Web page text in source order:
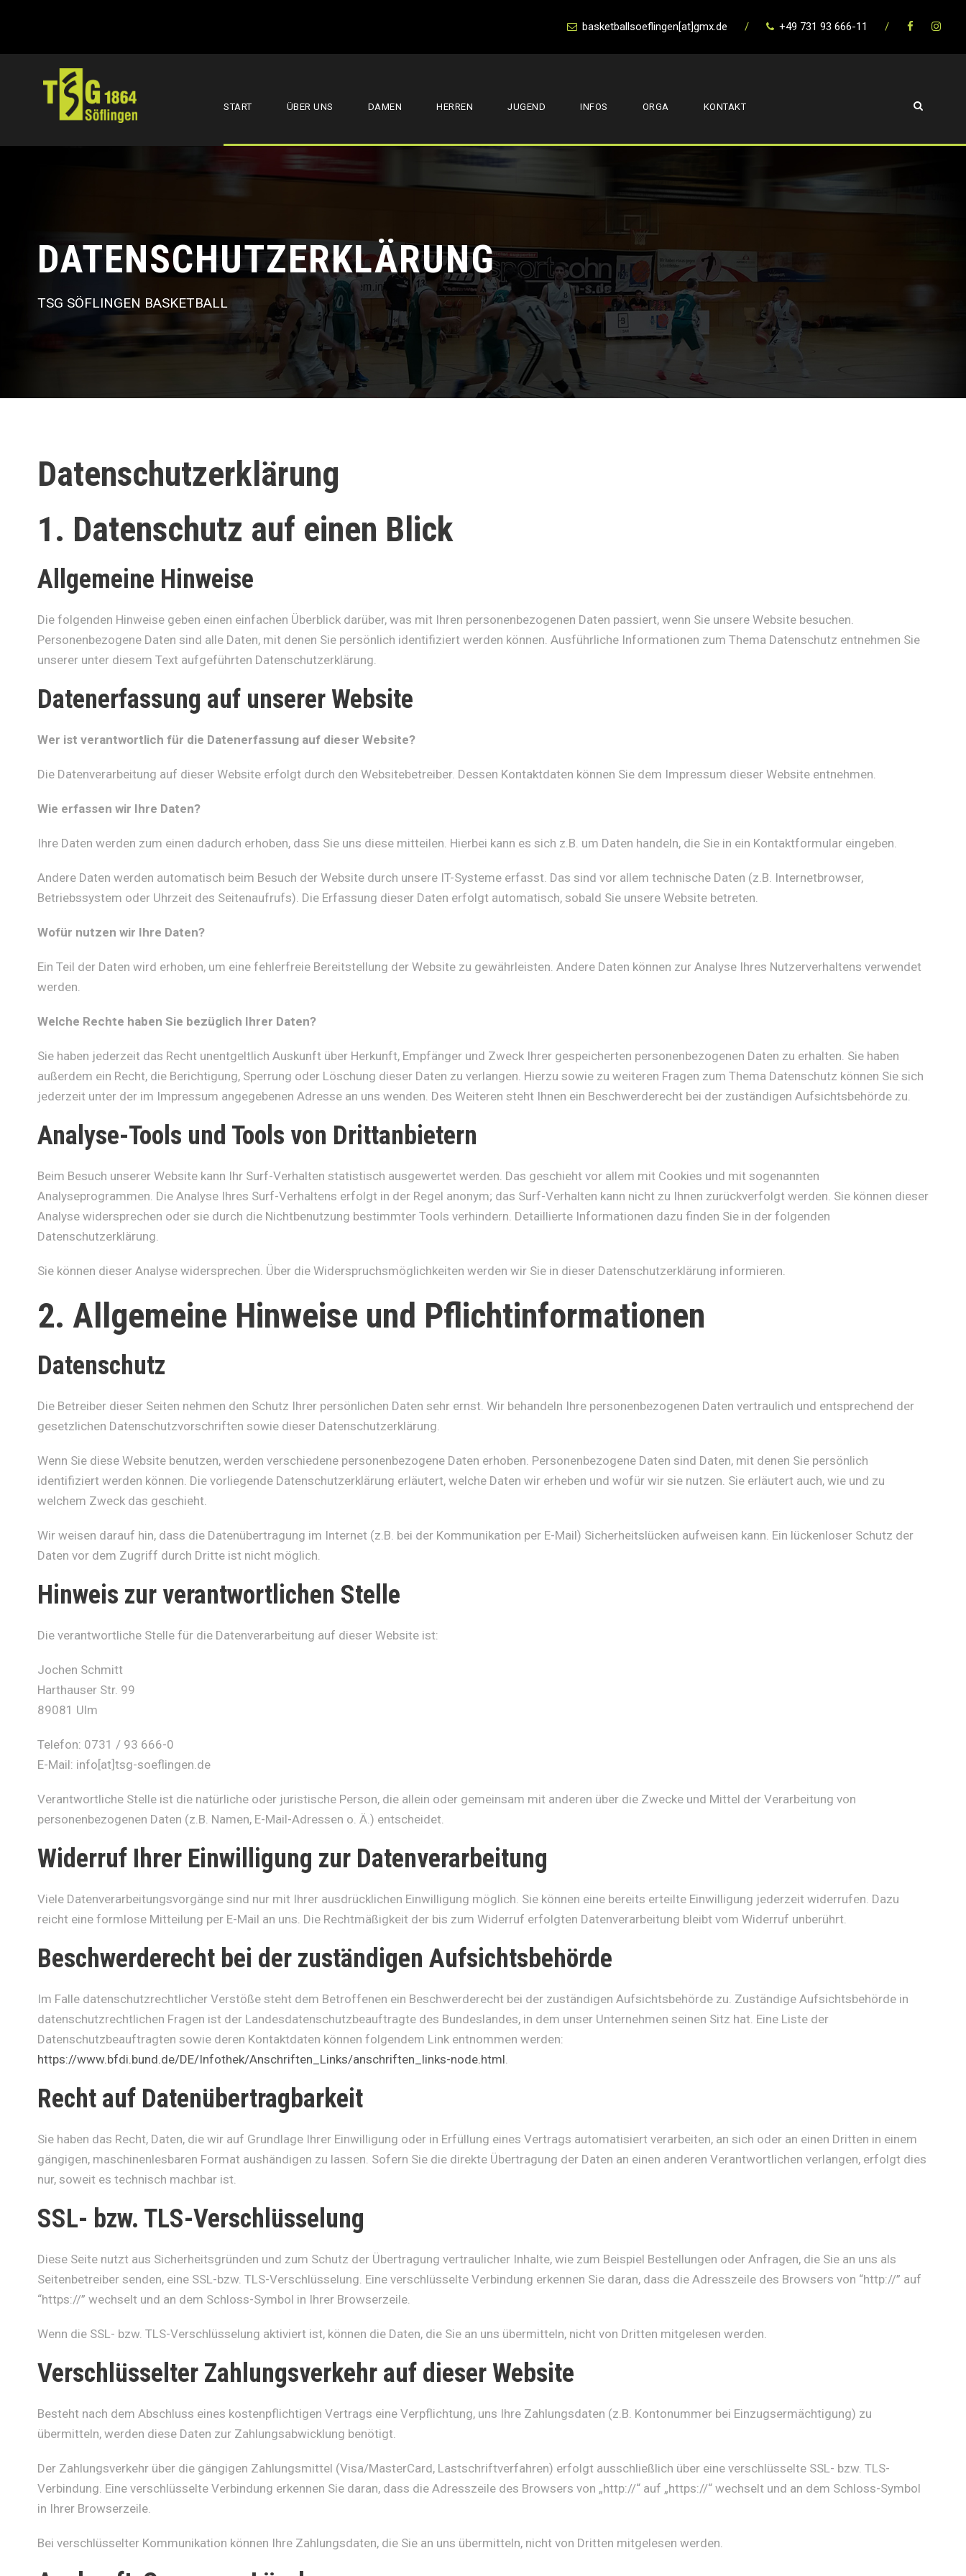
basketballsoeflingen[at]gmx.de / +49 731 93 666-11 /
START ÜBER UNS DAMEN HERREN JUGEND INFOS ORGA KONTAKT
DATENSCHUTZERKLÄRUNG
TSG SÖFLINGEN BASKETBALL
Datenschutzerklärung
1. Datenschutz auf einen Blick
Allgemeine Hinweise
Die folgenden Hinweise geben einen einfachen Überblick darüber, was mit Ihren personenbezogenen Daten passiert, wenn Sie unsere Website besuchen.
Personenbezogene Daten sind alle Daten, mit denen Sie persönlich identifiziert werden können. Ausführliche Informationen zum Thema Datenschutz entnehmen Sie
unserer unter diesem Text aufgeführten Datenschutzerklärung.
Datenerfassung auf unserer Website
Wer ist verantwortlich für die Datenerfassung auf dieser Website?
Die Datenverarbeitung auf dieser Website erfolgt durch den Websitebetreiber. Dessen Kontaktdaten können Sie dem Impressum dieser Website entnehmen.
Wie erfassen wir Ihre Daten?
Ihre Daten werden zum einen dadurch erhoben, dass Sie uns diese mitteilen. Hierbei kann es sich z.B. um Daten handeln, die Sie in ein Kontaktformular eingeben.
Andere Daten werden automatisch beim Besuch der Website durch unsere IT-Systeme erfasst. Das sind vor allem technische Daten (z.B. Internetbrowser,
Betriebssystem oder Uhrzeit des Seitenaufrufs). Die Erfassung dieser Daten erfolgt automatisch, sobald Sie unsere Website betreten.
Wofür nutzen wir Ihre Daten?
Ein Teil der Daten wird erhoben, um eine fehlerfreie Bereitstellung der Website zu gewährleisten. Andere Daten können zur Analyse Ihres Nutzerverhaltens verwendet
werden.
Welche Rechte haben Sie bezüglich Ihrer Daten?
Sie haben jederzeit das Recht unentgeltlich Auskunft über Herkunft, Empfänger und Zweck Ihrer gespeicherten personenbezogenen Daten zu erhalten. Sie haben
außerdem ein Recht, die Berichtigung, Sperrung oder Löschung dieser Daten zu verlangen. Hierzu sowie zu weiteren Fragen zum Thema Datenschutz können Sie sich
jederzeit unter der im Impressum angegebenen Adresse an uns wenden. Des Weiteren steht Ihnen ein Beschwerderecht bei der zuständigen Aufsichtsbehörde zu.
Analyse-Tools und Tools von Drittanbietern
Beim Besuch unserer Website kann Ihr Surf-Verhalten statistisch ausgewertet werden. Das geschieht vor allem mit Cookies und mit sogenannten
Analyseprogrammen. Die Analyse Ihres Surf-Verhaltens erfolgt in der Regel anonym; das Surf-Verhalten kann nicht zu Ihnen zurückverfolgt werden. Sie können dieser
Analyse widersprechen oder sie durch die Nichtbenutzung bestimmter Tools verhindern. Detaillierte Informationen dazu finden Sie in der folgenden
Datenschutzerklärung.
Sie können dieser Analyse widersprechen. Über die Widerspruchsmöglichkeiten werden wir Sie in dieser Datenschutzerklärung informieren.
2. Allgemeine Hinweise und Pflichtinformationen
Datenschutz
Die Betreiber dieser Seiten nehmen den Schutz Ihrer persönlichen Daten sehr ernst. Wir behandeln Ihre personenbezogenen Daten vertraulich und entsprechend der
gesetzlichen Datenschutzvorschriften sowie dieser Datenschutzerklärung.
Wenn Sie diese Website benutzen, werden verschiedene personenbezogene Daten erhoben. Personenbezogene Daten sind Daten, mit denen Sie persönlich
identifiziert werden können. Die vorliegende Datenschutzerklärung erläutert, welche Daten wir erheben und wofür wir sie nutzen. Sie erläutert auch, wie und zu
welchem Zweck das geschieht.
Wir weisen darauf hin, dass die Datenübertragung im Internet (z.B. bei der Kommunikation per E-Mail) Sicherheitslücken aufweisen kann. Ein lückenloser Schutz der
Daten vor dem Zugriff durch Dritte ist nicht möglich.
Hinweis zur verantwortlichen Stelle
Die verantwortliche Stelle für die Datenverarbeitung auf dieser Website ist:
Jochen Schmitt
Harthauser Str. 99
89081 Ulm
Telefon: 0731 / 93 666-0
E-Mail: info[at]tsg-soeflingen.de
Verantwortliche Stelle ist die natürliche oder juristische Person, die allein oder gemeinsam mit anderen über die Zwecke und Mittel der Verarbeitung von
personenbezogenen Daten (z.B. Namen, E-Mail-Adressen o. Ä.) entscheidet.
Widerruf Ihrer Einwilligung zur Datenverarbeitung
Viele Datenverarbeitungsvorgänge sind nur mit Ihrer ausdrücklichen Einwilligung möglich. Sie können eine bereits erteilte Einwilligung jederzeit widerrufen. Dazu
reicht eine formlose Mitteilung per E-Mail an uns. Die Rechtmäßigkeit der bis zum Widerruf erfolgten Datenverarbeitung bleibt vom Widerruf unberührt.
Beschwerderecht bei der zuständigen Aufsichtsbehörde
Im Falle datenschutzrechtlicher Verstöße steht dem Betroffenen ein Beschwerderecht bei der zuständigen Aufsichtsbehörde zu. Zuständige Aufsichtsbehörde in
datenschutzrechtlichen Fragen ist der Landesdatenschutzbeauftragte des Bundeslandes, in dem unser Unternehmen seinen Sitz hat. Eine Liste der
Datenschutzbeauftragten sowie deren Kontaktdaten können folgendem Link entnommen werden:
https://www.bfdi.bund.de/DE/Infothek/Anschriften_Links/anschriften_links-node.html.
Recht auf Datenübertragbarkeit
Sie haben das Recht, Daten, die wir auf Grundlage Ihrer Einwilligung oder in Erfüllung eines Vertrags automatisiert verarbeiten, an sich oder an einen Dritten in einem
gängigen, maschinenlesbaren Format aushändigen zu lassen. Sofern Sie die direkte Übertragung der Daten an einen anderen Verantwortlichen verlangen, erfolgt dies
nur, soweit es technisch machbar ist.
SSL- bzw. TLS-Verschlüsselung
Diese Seite nutzt aus Sicherheitsgründen und zum Schutz der Übertragung vertraulicher Inhalte, wie zum Beispiel Bestellungen oder Anfragen, die Sie an uns als
Seitenbetreiber senden, eine SSL-bzw. TLS-Verschlüsselung. Eine verschlüsselte Verbindung erkennen Sie daran, dass die Adresszeile des Browsers von “http://” auf
“https://” wechselt und an dem Schloss-Symbol in Ihrer Browserzeile.
Wenn die SSL- bzw. TLS-Verschlüsselung aktiviert ist, können die Daten, die Sie an uns übermitteln, nicht von Dritten mitgelesen werden.
Verschlüsselter Zahlungsverkehr auf dieser Website
Besteht nach dem Abschluss eines kostenpflichtigen Vertrags eine Verpflichtung, uns Ihre Zahlungsdaten (z.B. Kontonummer bei Einzugsermächtigung) zu
übermitteln, werden diese Daten zur Zahlungsabwicklung benötigt.
Der Zahlungsverkehr über die gängigen Zahlungsmittel (Visa/MasterCard, Lastschriftverfahren) erfolgt ausschließlich über eine verschlüsselte SSL- bzw. TLS-
Verbindung. Eine verschlüsselte Verbindung erkennen Sie daran, dass die Adresszeile des Browsers von „http://“ auf „https://“ wechselt und an dem Schloss-Symbol
in Ihrer Browserzeile.
Bei verschlüsselter Kommunikation können Ihre Zahlungsdaten, die Sie an uns übermitteln, nicht von Dritten mitgelesen werden.